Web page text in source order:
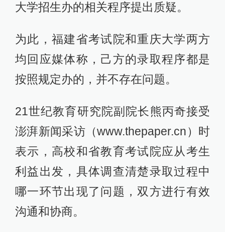
大学招生办的相关程序提出质疑。
为此，福建省考试院和重庆大学两方
均回应媒体称，己方的录取程序都是
按照规定办的，并不存在问题。
21世纪教育研究院副院长熊丙奇接受
澎湃新闻采访（www.thepaper.cn）时
表示，高校和省教育考试院应从考生
利益出发，具体调查清楚录取过程中
哪一环节出现了问题，双方进行有效
沟通和协商。